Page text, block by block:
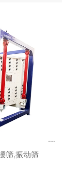
筛,振动筛